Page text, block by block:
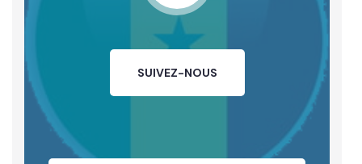
SUIVEZ-NOUS